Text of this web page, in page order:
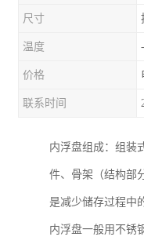
尺寸
温度
价格
联系时间
内浮盘组成：组装
件、骨架（结构部
是减少储存过程中
内浮盘一般用不锈